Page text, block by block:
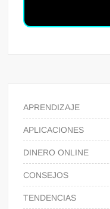
APRENDIZAJE
APLICACIONES
DINERO ONLINE
CONSEJOS
TENDENCIAS